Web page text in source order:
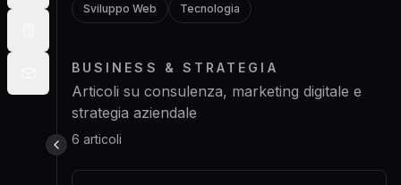
Sviluppo Web Tecnologia
BUSINESS & STRATEGIA
Articoli su consulenza, marketing digitale e
strategia aziendale
6 articoli